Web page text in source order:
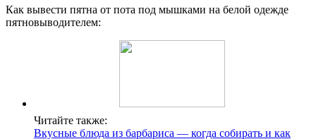
Как вывести пятна от пота под мышками на белой одежде
пятновыводителем:
Читайте также:
Вкусные блюда из барбариса — когда собирать и как